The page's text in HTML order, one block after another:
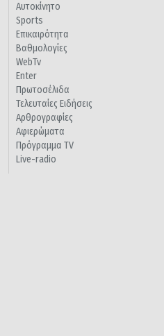
Αυτοκίνητο
Sports
Επικαιρότητα
Βαθμολογίες
WebTv
Enter
Πρωτοσέλιδα
Τελευταίες Ειδήσεις
Αρθρογραφίες
Αφιερώματα
Πρόγραμμα TV
Live-radio